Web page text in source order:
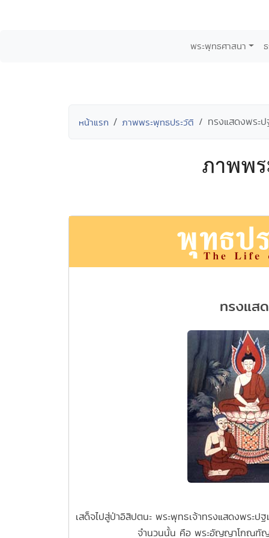
พระพุทธศาสนา
หน้าแรก ภาพพระพุทธประวัติ ทรงแสดงพระ
ภาพพ
ทรงแส
เสด็จไปสู่ป่าอิสิปตนะ พระพุทธเจ้าทรงแสดงพระ
จำนวนนั้น คือ พระอัญญาโกณฑัญ